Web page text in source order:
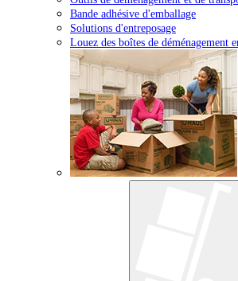
Bande adhésive d'emballage
Solutions d'entreposage
Louez des boîtes de déménagement